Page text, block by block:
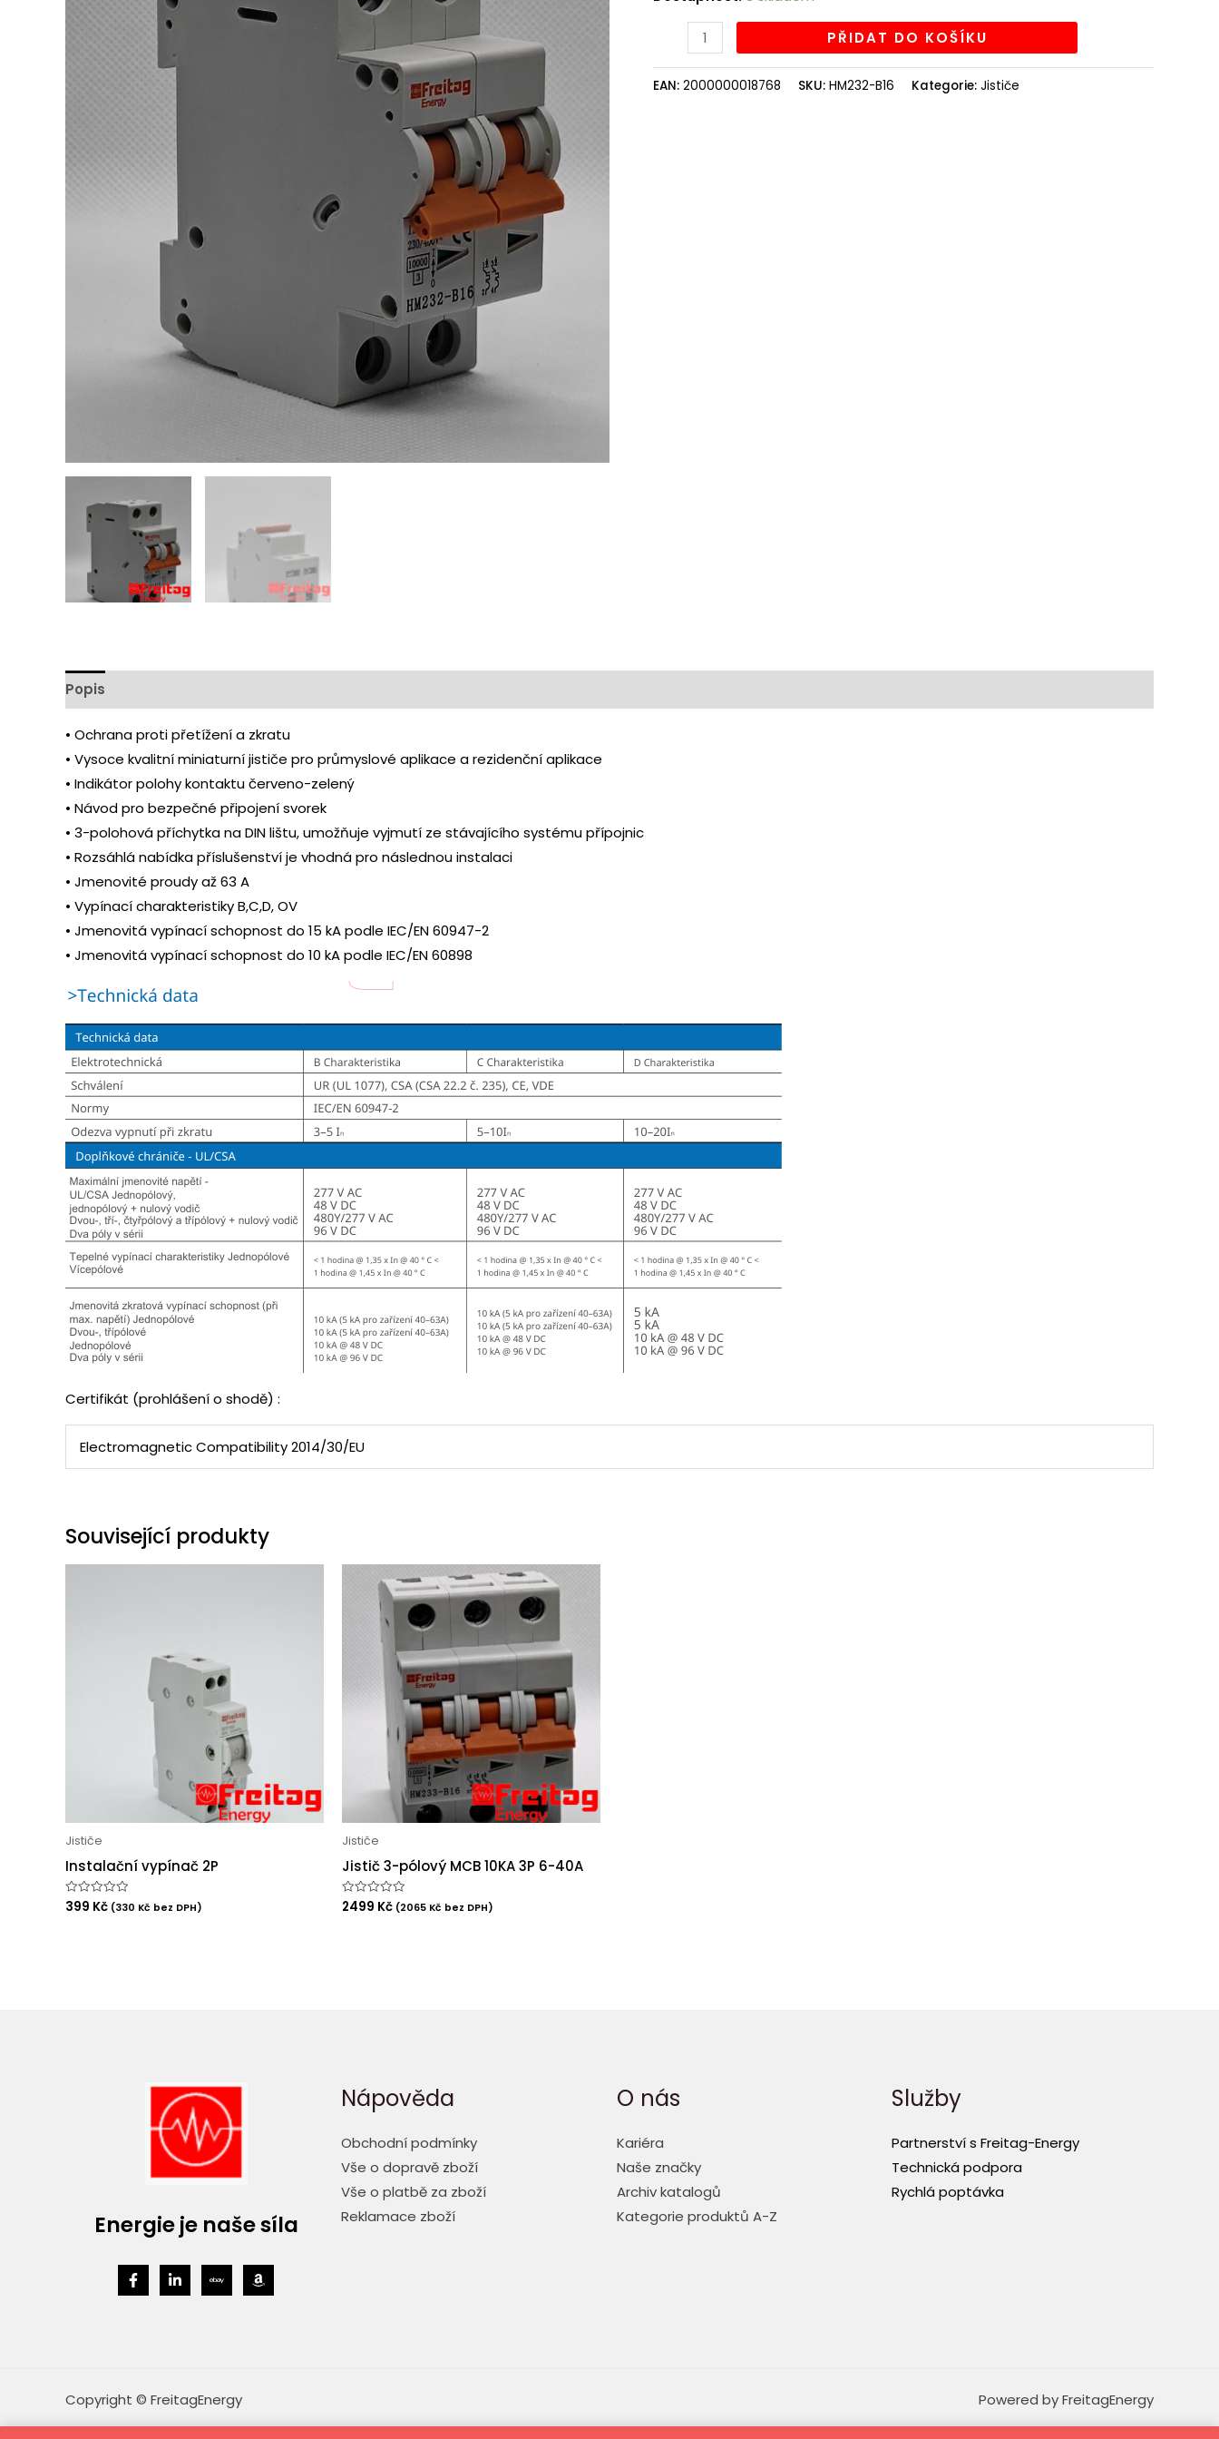
PŘIDAT DO KOŠÍKU
EAN: 2000000018768 SKU: HM232-B16 Kategorie: Jističe
Popis
• Ochrana proti přetížení a zkratu
• Vysoce kvalitní miniaturní jističe pro průmyslové aplikace a rezidenční aplikace
• Indikátor polohy kontaktu červeno-zelený
• Návod pro bezpečné připojení svorek
• 3-polohová příchytka na DIN lištu, umožňuje vyjmutí ze stávajícího systému přípojnic
• Rozsáhlá nabídka příslušenství je vhodná pro následnou instalaci
• Jmenovité proudy až 63 A
• Vypínací charakteristiky B,C,D, OV
• Jmenovitá vypínací schopnost do 15 kA podle IEC/EN 60947-2
• Jmenovitá vypínací schopnost do 10 kA podle IEC/EN 60898
Certifikát (prohlášení o shodě) :
Electromagnetic Compatibility 2014/30/EU
Související produkty
Jističe
Instalační vypínač 2P
Hodnocení
0
399 Kč (330 Kč bez DPH)
Jističe
Jistič 3-pólový MCB 10KA 3P 6-40A
Hodnocení
0
2499 Kč (2065 Kč bez DPH)
Energie je naše síla
Nápověda
Obchodní podmínky
Vše o dopravě zboží
Vše o platbě za zboží
Reklamace zboží
O nás
Kariéra
Naše značky
Archiv katalogů
Kategorie produktů A-Z
Služby
Partnerství s Freitag-Energy
Technická podpora
Rychlá poptávka
Copyright © FreitagEnergy Powered by FreitagEnergy